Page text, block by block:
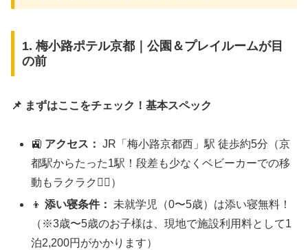
1. 梅小路ポテル京都｜公園＆プレイルームが目
の前
📌 まずはここをチェック！基本スペック
🚉 アクセス： JR「梅小路京都西」駅 徒歩約5分（京
都駅からたった1駅！段差も少なくベビーカーでの移
動もラクラク🚶‍♂️）
👦添い寝条件：
未就学児（0〜5歳）は添い寝無料！
（※3歳〜5歳のお子様は、現地で施設利用料として1
泊2,200円がかかります）